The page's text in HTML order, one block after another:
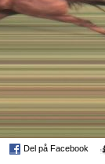
Del på Facebook